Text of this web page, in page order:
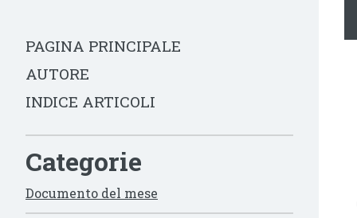
PAGINA PRINCIPALE
AUTORE
INDICE ARTICOLI
Categorie
Documento del mese